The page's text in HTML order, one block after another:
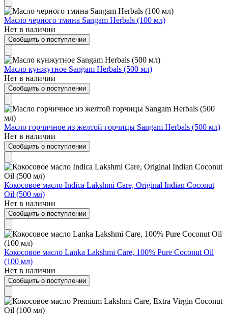
Масло черного тмина Sangam Herbals (100 мл)
Нет в наличии
Сообщить о поступлении
Масло кунжутное Sangam Herbals (500 мл)
Нет в наличии
Сообщить о поступлении
Масло горчичное из желтой горчицы Sangam Herbals (500 мл)
Нет в наличии
Сообщить о поступлении
Кокосовое масло Indica Lakshmi Care, Original Indian Coconut
Oil (500 мл)
Нет в наличии
Сообщить о поступлении
Кокосовое масло Lanka Lakshmi Care, 100% Pure Coconut Oil
(100 мл)
Нет в наличии
Сообщить о поступлении